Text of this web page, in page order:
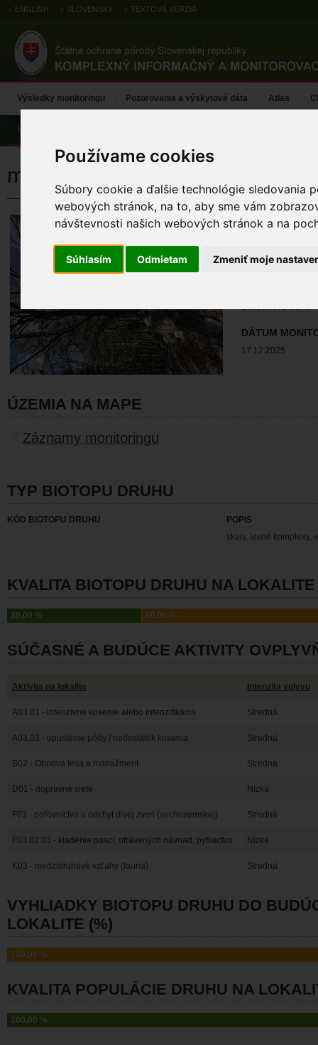
Používame cookies
Súbory cookie a ďalšie technológie sledovania
webových stránok, na to, aby sme vám
návštevnosti našich webových stránok a na
Súhlasím Odmietam Zmeniť moje
ENGLISH SLOVENSKY TEXTOVÁ VERZIA
Výsledky monitoringu Pozorovania a výskytové dáta Atlas
Úvod
mačka divá
mačka divá
TML_FeliSilv_045
Labudíková Ivana
DÁTUM
17.12.2025
ÚZEMIA NA MAPE
Záznamy monitoringu
TYP BIOTOPU DRUHU
KÓD BIOTOPU DRUHU
POPIS
skaly, lesné komplexy,
KVALITA BIOTOPU DRUHU NA
30,00 % 60,00 %
SÚČASNÉ A BUDÚCE AKTIVITY
Aktivita na lokalite Intenzita vplyvu
A03.01 - intenzívne kosenie alebo intenzifikácia Stredná
A03.03 - opustenie pôdy / nedostatok kosenia Stredná
B02 - Obnova lesa a manažment Stredná
D01 - dopravné siete Nízka
F03 - poľovníctvo a odchyt divej zveri (suchozemskej) Stredná
F03.02.03 - kladenie pascí, otrávených návnad, pytliactvo Nízka
K03 - medzidruhové vzťahy (fauna) Stredná
VYHLIADKY BIOTOPU DRUHU DO
LOKALITE (%)
100,00 %
KVALITA POPULÁCIE DRUHU NA
100,00 %